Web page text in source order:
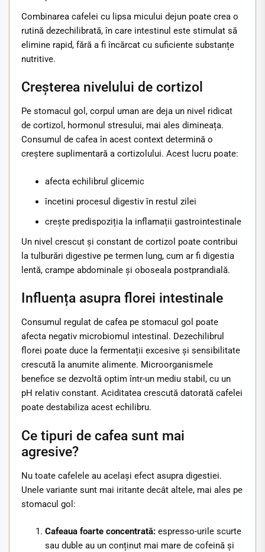
Combinarea cafelei cu lipsa micului dejun poate crea o
rutină dezechilibrată, în care intestinul este stimulat să
elimine rapid, fără a fi încărcat cu suficiente substanțe
nutritive.
Creșterea nivelului de cortizol
Pe stomacul gol, corpul uman are deja un nivel ridicat
de cortizol, hormonul stresului, mai ales dimineața.
Consumul de cafea în acest context determină o
creștere suplimentară a cortizolului. Acest lucru poate:
afecta echilibrul glicemic
încetini procesul digestiv în restul zilei
crește predispoziția la inflamații gastrointestinale
Un nivel crescut și constant de cortizol poate contribui
la tulburări digestive pe termen lung, cum ar fi digestia
lentă, crampe abdominale și oboseala postprandială.
Influența asupra florei intestinale
Consumul regulat de cafea pe stomacul gol poate
afecta negativ microbiomul intestinal. Dezechilibrul
florei poate duce la fermentații excesive și sensibilitate
crescută la anumite alimente. Microorganismele
benefice se dezvoltă optim într-un mediu stabil, cu un
pH relativ constant. Aciditatea crescută datorată cafelei
poate destabiliza acest echilibru.
Ce tipuri de cafea sunt mai
agresive?
Nu toate cafelele au același efect asupra digestiei.
Unele variante sunt mai iritante decât altele, mai ales pe
stomacul gol:
Cafeaua foarte concentrată: espresso-urile scurte
sau duble au un conținut mai mare de cofeină și